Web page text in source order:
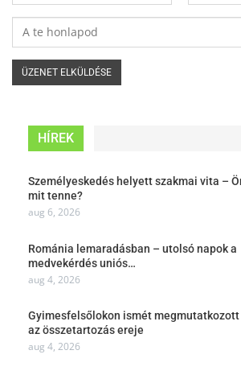
HÍREK
Személyeskedés helyett szakmai vita –
mit tenne?
aug 6, 2026
Románia lemaradásban – utolsó napok a
medvekérdés uniós…
aug 4, 2026
Gyimesfelsőlokon ismét megmutatkozott
az összetartozás ereje
aug 4, 2026